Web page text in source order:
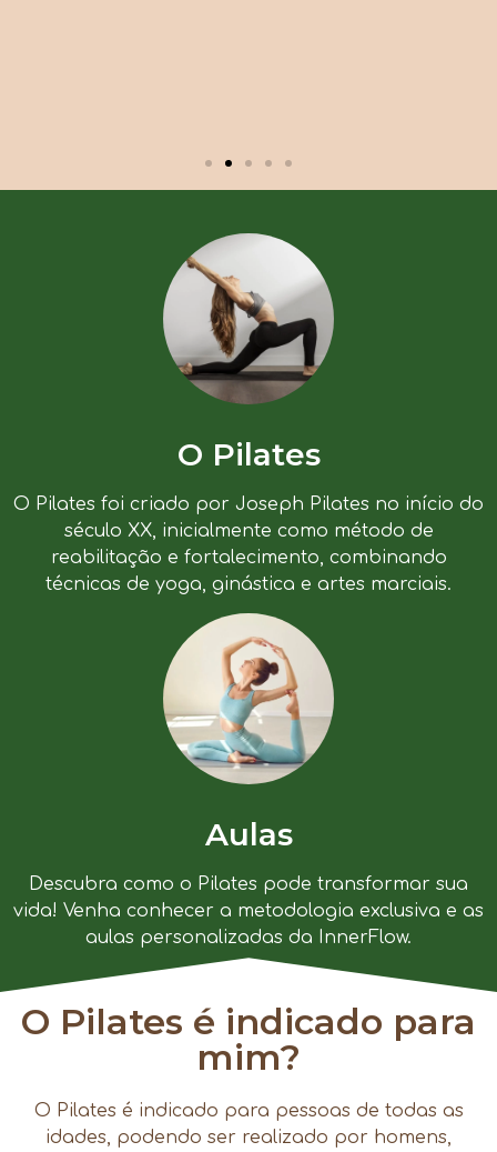
O Pilates
O Pilates foi criado por Joseph Pilates no início do
século XX, inicialmente como método de
reabilitação e fortalecimento, combinando
técnicas de yoga, ginástica e artes marciais.
Aulas
Descubra como o Pilates pode transformar sua
vida! Venha conhecer a metodologia exclusiva e as
aulas personalizadas da InnerFlow.
O Pilates é indicado para
mim?
O Pilates é indicado para pessoas de todas as
idades, podendo ser realizado por homens,